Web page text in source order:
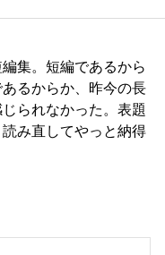
集。短編であるから
るからか、昨今の長
られなかった。表題
み直してやっと納得